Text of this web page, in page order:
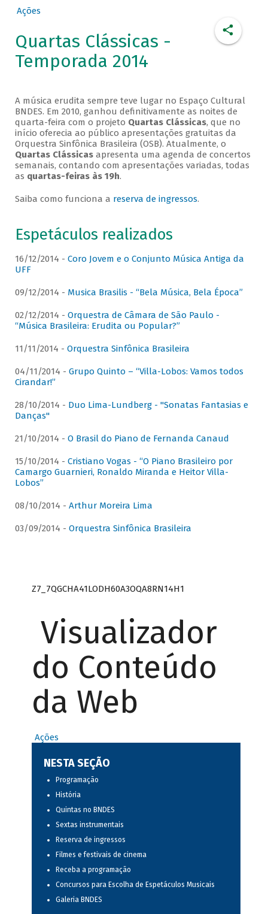
Ações
Quartas Clássicas -
Temporada 2014
A música erudita sempre teve lugar no Espaço Cultural
BNDES. Em 2010, ganhou definitivamente as noites de
quarta-feira com o projeto Quartas Clássicas, que no
início oferecia ao público apresentações gratuitas da
Orquestra Sinfônica Brasileira (OSB). Atualmente, o
Quartas Clássicasapresenta uma agenda de concertos
semanais, contando com apresentações variadas, todas
as quartas-feiras às 19h.
Saiba como funciona a reserva de ingressos.
Espetáculos realizados
16/12/2014 - Coro Jovem e o Conjunto Música Antiga da
UFF
09/12/2014 - Musica Brasilis - “Bela Música, Bela Época”
02/12/2014 - Orquestra de Câmara de São Paulo -
“Música Brasileira: Erudita ou Popular?”
11/11/2014 - Orquestra Sinfônica Brasileira
04/11/2014 - Grupo Quinto – “Villa-Lobos: Vamos todos
Cirandar!”
28/10/2014 - Duo Lima-Lundberg - "Sonatas Fantasias e
Danças"
21/10/2014 - O Brasil do Piano de Fernanda Canaud
15/10/2014 - Cristiano Vogas - “O Piano Brasileiro por
Camargo Guarnieri, Ronaldo Miranda e Heitor Villa-
Lobos”
08/10/2014 - Arthur Moreira Lima
03/09/2014 - Orquestra Sinfônica Brasileira
Z7_7QGCHA41LODH60A3OQA8RN14H1
Visualizador
do Conteúdo
da Web
Ações
NESTA SEÇÃO
Programação
História
Quintas no BNDES
Sextas instrumentais
Reserva de ingressos
Filmes e festivais de cinema
Receba a programação
Concursos para Escolha de Espetáculos Musicais
Galeria BNDES